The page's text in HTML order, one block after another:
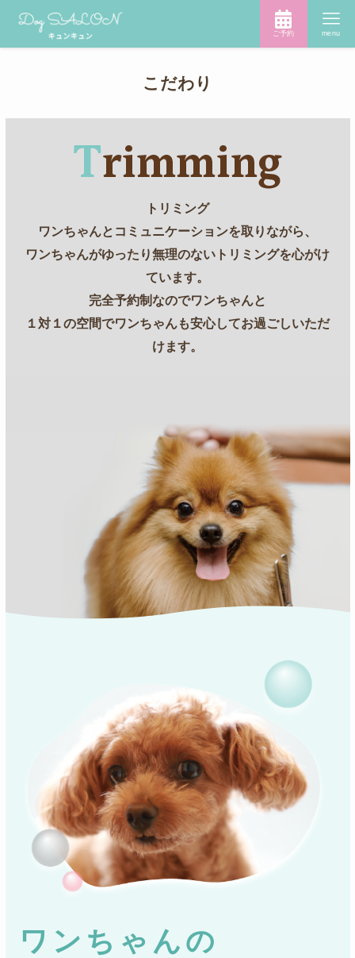
ご予約 menu
こだわり
トリミング
ワンちゃんとコミュニケーションを取りながら、
ワンちゃんがゆったり無理のないトリミングを心がけ
ています。
完全予約制なのでワンちゃんと
１対１の空間でワンちゃんも安心してお過ごしいただ
けます。
ワンちゃんの